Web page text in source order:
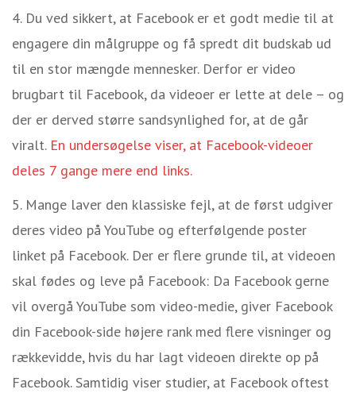
Du ved sikkert, at Facebook er et godt medie til at
engagere din målgruppe og få spredt dit budskab ud
til en stor mængde mennesker. Derfor er video
brugbart til Facebook, da videoer er lette at dele – og
der er derved større sandsynlighed for, at de går
viralt. En undersøgelse viser, at Facebook-videoer
deles 7 gange mere end links.
Mange laver den klassiske fejl, at de først udgiver
deres video på YouTube og efterfølgende poster
linket på Facebook. Der er flere grunde til, at videoen
skal fødes og leve på Facebook: Da Facebook gerne
vil overgå YouTube som video-medie, giver Facebook
din Facebook-side højere rank med flere visninger og
rækkevidde, hvis du har lagt videoen direkte op på
Facebook. Samtidig viser studier, at Facebook oftest